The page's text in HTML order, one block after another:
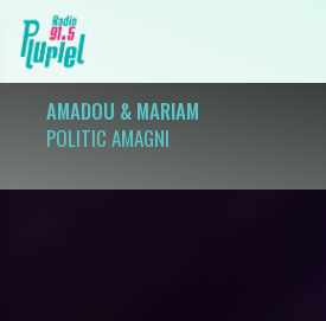
AMADOU & MARIAM
POLITIC AMAGNI